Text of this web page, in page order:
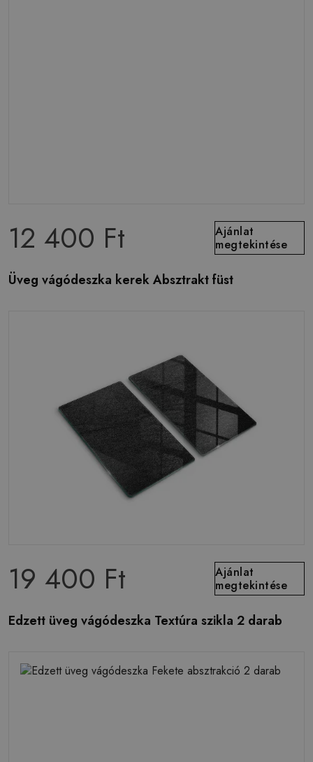
12 400 Ft
Ajánlat
megtekintése
Üveg vágódeszka kerek Absztrakt füst
19 400 Ft
Ajánlat
megtekintése
Edzett üveg vágódeszka Textúra szikla 2 darab